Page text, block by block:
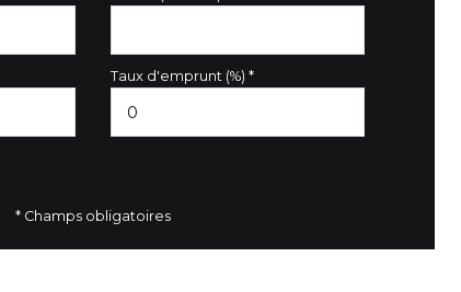
Taux d'emprunt (%) *
* Champs obligatoires